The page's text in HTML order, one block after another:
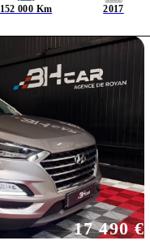
152 000 Km 2017
17 490 €